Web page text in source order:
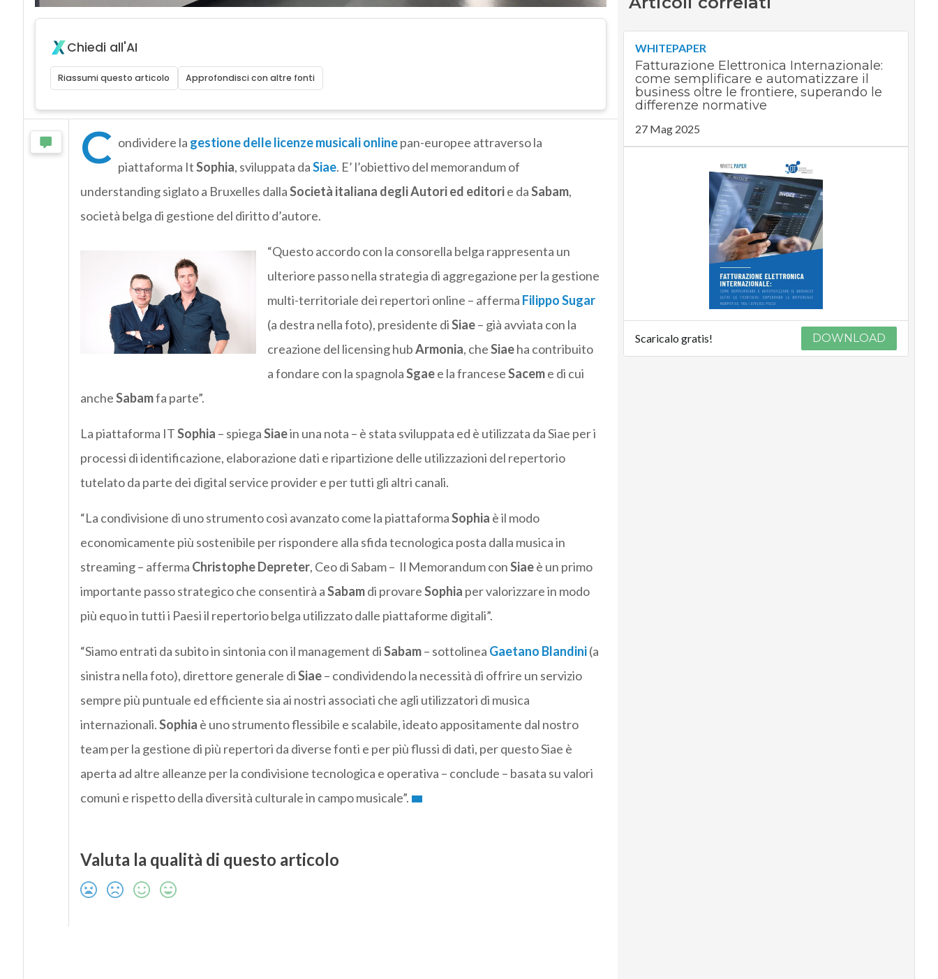
Chiedi all'AI
Riassumi questo articolo Approfondisci con altre fonti
C ondividere la gestione delle licenze musicali onlinepan-europee attraverso la
piattaforma ItSophia, sviluppata daSiae. E’ l’obiettivo del memorandum of
understanding siglato a Bruxelles dallaSocietà italiana degli Autori ed editorie daSabam,
società belga di gestione del diritto d’autore.
“Questo accordo con la consorella belga rappresenta un
ulteriore passo nella strategia di aggregazione per la gestione
multi-territoriale dei repertori online – afferma Filippo Sugar
(a destra nella foto), presidente diSiae– già avviata con la
creazione del licensing hubArmonia, cheSiaeha contribuito
a fondare con la spagnolaSgaee la franceseSaceme di cui
ancheSabamfa parte”.
La piattaforma ITSophia – spiegaSiaein una nota – è stata sviluppata ed è utilizzata da Siae per i
processi di identificazione, elaborazione dati e ripartizione delle utilizzazioni del repertorio
tutelato da parte dei digital service provider e per tutti gli altri canali.
“La condivisione di uno strumento così avanzato come la piattaformaSophia è il modo
economicamente più sostenibile per rispondere alla sfida tecnologica posta dalla musica in
streaming – afferma Christophe Depreter, Ceo di Sabam – Il Memorandum conSiaeè un primo
importante passo strategico che consentirà aSabamdi provareSophia per valorizzare in modo
più equo in tutti i Paesi il repertorio belga utilizzato dalle piattaforme digitali”.
“Siamo entrati da subito in sintonia con il management diSabam– sottolinea Gaetano Blandini(a
sinistra nella foto), direttore generale diSiae– condividendo la necessità di offrire un servizio
sempre più puntuale ed efficiente sia ai nostri associati che agli utilizzatori di musica
internazionali.Sophia è uno strumento flessibile e scalabile, ideato appositamente dal nostro
team per la gestione di più repertori da diverse fonti e per più flussi di dati, per questo Siae è
aperta ad altre alleanze per la condivisione tecnologica e operativa – conclude – basata su valori
comuni e rispetto della diversità culturale in campo musicale”.
Valuta la qualità di questo articolo
WHITEPAPER
Fatturazione Elettronica Internazionale:
come semplificare e automatizzare il
business oltre le frontiere, superando le
differenze normative
27 Mag 2025
Scaricalo gratis! DOWNLOAD